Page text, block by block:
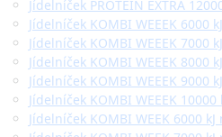
Jídelníček PROTEIN EXTRA
Jídelníček KOMBI WEEEK 6000
Jídelníček KOMBI WEEEK 7000
Jídelníček KOMBI WEEEK 8000
Jídelníček KOMBI WEEEK 9000
Jídelníček KOMBI WEEEK
Jídelníček KOMBI WEEK 6000